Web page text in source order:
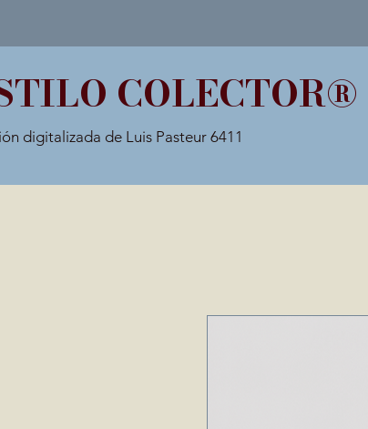
COLECTOR®
digitalizada de Luis Pasteur 6411